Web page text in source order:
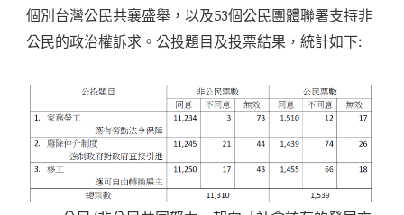
個別台灣公民共襄盛舉，以及53個公民團體聯署支持非
公民的政治權訴求。公投題目及投票結果，統計如下: